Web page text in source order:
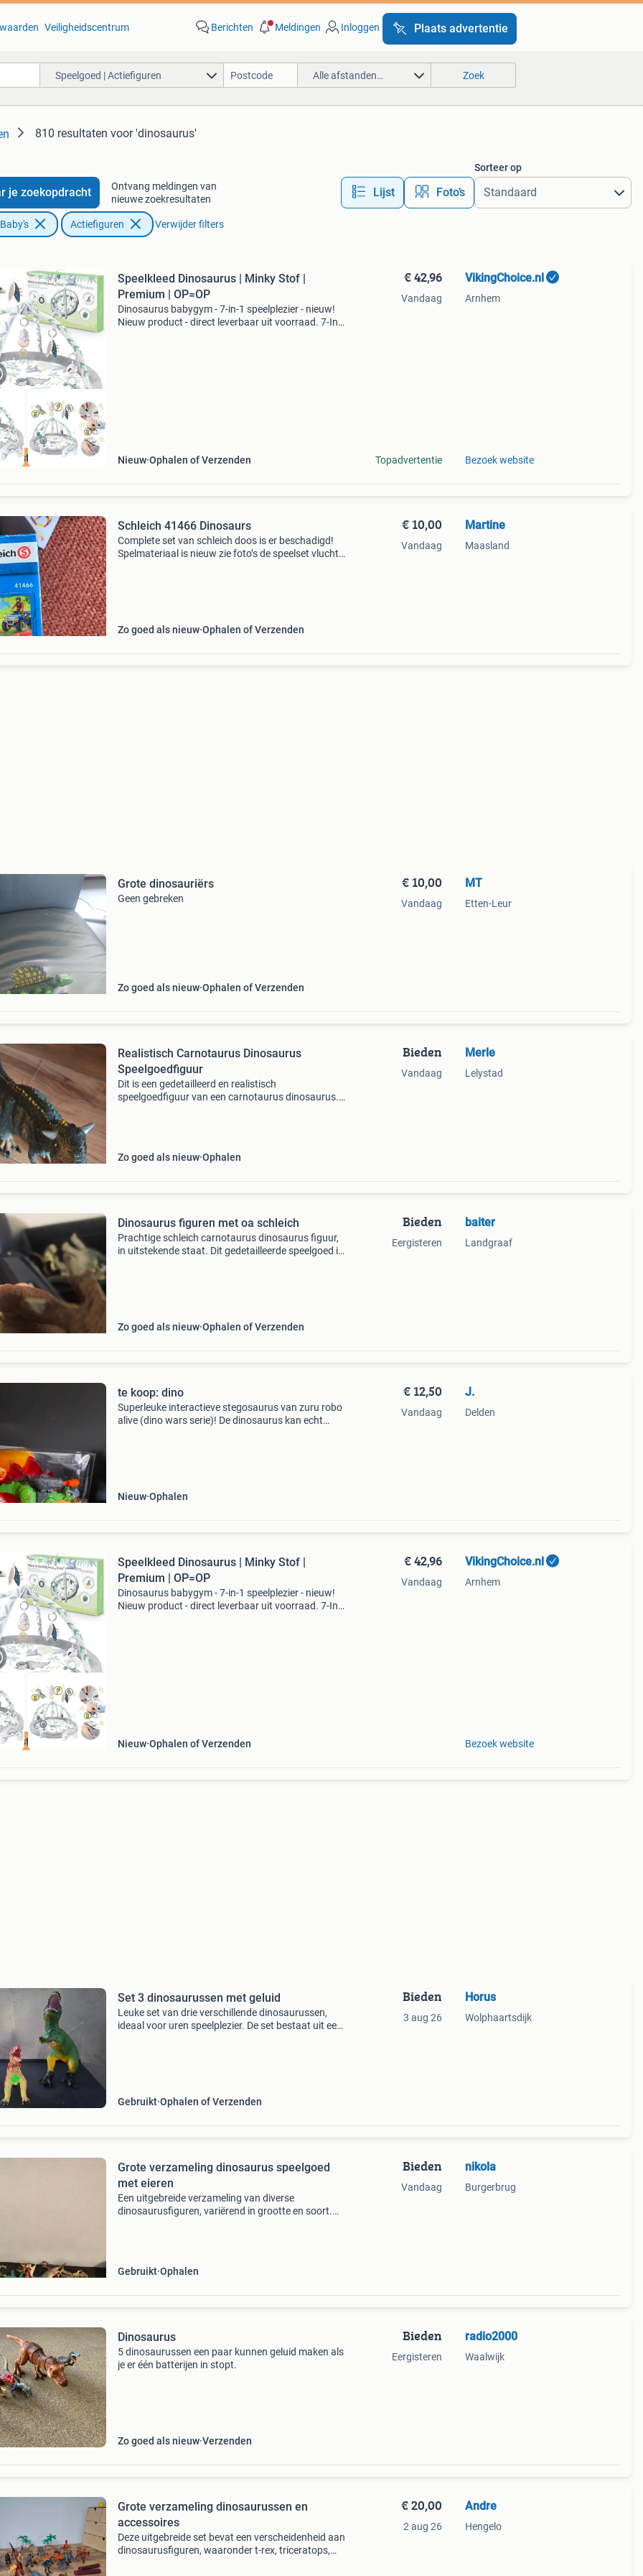
Veiligheidscentrum Berichten Meldingen Inloggen Plaats advertentie
Speelgoed | Actiefiguren Alle afstanden… Zoek
810 resultaten voor 'dinosaurus'
je zoekopdracht
Ontvang meldingen van
nieuwe zoekresultaten
Lijst Foto’s
Sorteer op
Actiefiguren Verwijder filters
beste prijs
Speelkleed Dinosaurus | Minky Stof |
Premium | OP=OP
Dinosaurus babygym - 7-in-1 speelplezier - nieuw!
Nieuw product - direct leverbaar uit voorraad. 7-In-
Nieuw Ophalen of Verzenden
€ 42,96
Vandaag
Topadvertentie
VikingChoice.nl
Arnhem
Bezoek website
Schleich 41466 Dinosaurs
Complete set van schleich doos is er beschadigd!
Spelmateriaal is nieuw zie foto’s de speelset vlucht
Zo goed als nieuw Ophalen of Verzenden
€ 10,00
Vandaag
Martine
Maasland
Grote dinosauriërs
Geen gebreken
Zo goed als nieuw Ophalen of Verzenden
€ 10,00
Vandaag
MT
Etten-Leur
Realistisch Carnotaurus Dinosaurus
Speelgoedfiguur
Dit is een gedetailleerd en realistisch
speelgoedfiguur van een carnotaurus dinosaurus.
Zo goed als nieuw Ophalen
Bieden
Vandaag
Merle
Lelystad
Dinosaurus figuren met oa schleich
Prachtige schleich carnotaurus dinosaurus figuur,
in uitstekende staat. Dit gedetailleerde speelgoed is
Zo goed als nieuw Ophalen of Verzenden
Bieden
Eergisteren
baiter
Landgraaf
te koop: dino
Superleuke interactieve stegosaurus van zuru robo
alive (dino wars serie)! De dinosaurus kan echt
Nieuw Ophalen
€ 12,50
Vandaag
J.
Delden
beste prijs
Speelkleed Dinosaurus | Minky Stof |
Premium | OP=OP
Dinosaurus babygym - 7-in-1 speelplezier - nieuw!
Nieuw product - direct leverbaar uit voorraad. 7-In-
Nieuw Ophalen of Verzenden
€ 42,96
Vandaag
VikingChoice.nl
Arnhem
Bezoek website
Set 3 dinosaurussen met geluid
Leuke set van drie verschillende dinosaurussen,
ideaal voor uren speelplezier. De set bestaat uit een
Gebruikt Ophalen of Verzenden
Bieden
3 aug 26
Horus
Wolphaartsdijk
Grote verzameling dinosaurus speelgoed
met eieren
Een uitgebreide verzameling van diverse
dinosaurusfiguren, variërend in grootte en soort.
Gebruikt Ophalen
Bieden
Vandaag
nikola
Burgerbrug
Dinosaurus
5 dinosaurussen een paar kunnen geluid maken als
je er één batterijen in stopt.
Zo goed als nieuw Verzenden
Bieden
Eergisteren
radio2000
Waalwijk
Grote verzameling dinosaurussen en
accessoires
Deze uitgebreide set bevat een verscheidenheid aan
dinosaurusfiguren, waaronder t-rex, triceratops,
€ 20,00
2 aug 26
Andre
Hengelo